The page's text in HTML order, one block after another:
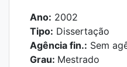
Ano: 2002
Tipo: Dissertação
Agência fin.: Sem
Grau: Mestrado